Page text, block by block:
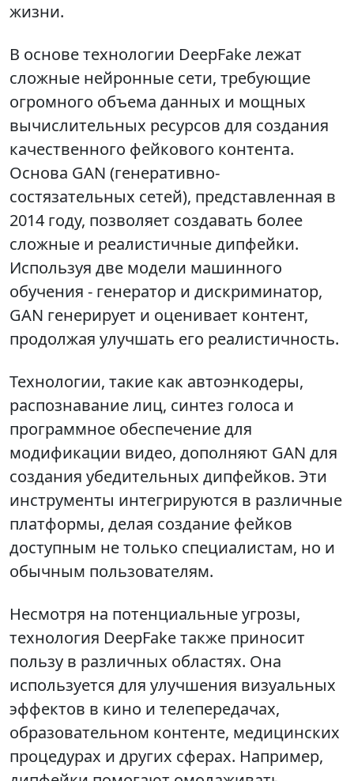
жизни.
В основе технологии DeepFake лежат
сложные нейронные сети, требующие
огромного объема данных и мощных
вычислительных ресурсов для создания
качественного фейкового контента.
Основа GAN (генеративно-
состязательных сетей), представленная в
2014 году, позволяет создавать более
сложные и реалистичные дипфейки.
Используя две модели машинного
обучения - генератор и дискриминатор,
GAN генерирует и оценивает контент,
продолжая улучшать его реалистичность.
Технологии, такие как автоэнкодеры,
распознавание лиц, синтез голоса и
программное обеспечение для
модификации видео, дополняют GAN для
создания убедительных дипфейков. Эти
инструменты интегрируются в различные
платформы, делая создание фейков
доступным не только специалистам, но и
обычным пользователям.
Несмотря на потенциальные угрозы,
технология DeepFake также приносит
пользу в различных областях. Она
используется для улучшения визуальных
эффектов в кино и телепередачах,
образовательном контенте, медицинских
процедурах и других сферах. Например,